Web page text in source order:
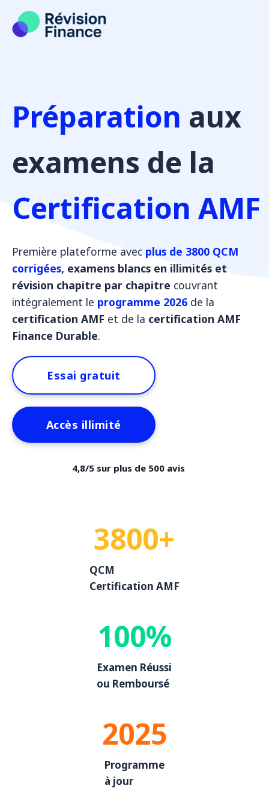
contenu
Préparation aux
examens de la
Certification AMF
Première plateforme avec plus de 3800 QCM
corrigées, examens blancs en illimités et
révision chapitre par chapitre couvrant
intégralement le programme 2026 de la
certification AMF et de la certification AMF
Finance Durable.
Essai gratuit
Accès illimité
4,8/5 sur plus de 500 avis
3800+
QCM
Certification AMF
100%
Examen Réussi
ou Remboursé
2025
Programme
à jour